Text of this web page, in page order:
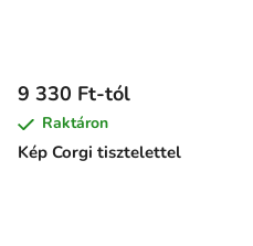
Kép Corgi tisztelettel
9 330 Ft-tól
Raktáron